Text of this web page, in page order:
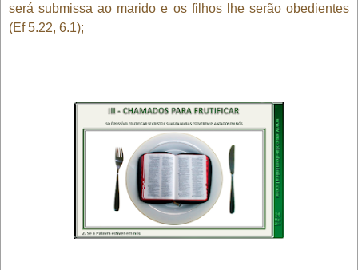
será submissa ao marido e os filhos lhe serão obedientes
(Ef 5.22, 6.1);